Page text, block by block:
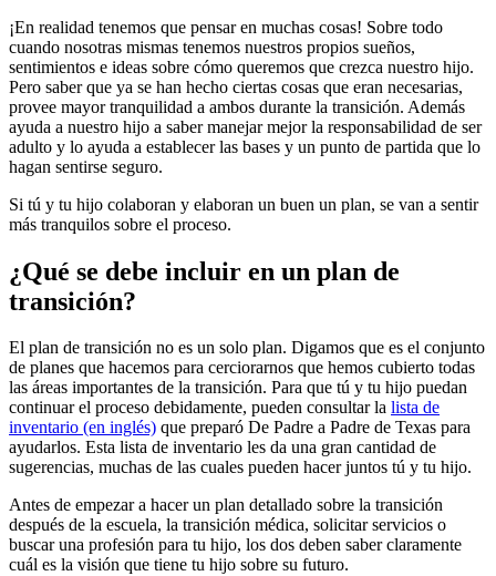
¡En realidad tenemos que pensar en muchas cosas! Sobre todo
cuando nosotras mismas tenemos nuestros propios sueños,
sentimientos e ideas sobre cómo queremos que crezca nuestro hijo.
Pero saber que ya se han hecho ciertas cosas que eran necesarias,
provee mayor tranquilidad a ambos durante la transición. Además
ayuda a nuestro hijo a saber manejar mejor la responsabilidad de ser
adulto y lo ayuda a establecer las bases y un punto de partida que lo
hagan sentirse seguro.
Si tú y tu hijo colaboran y elaboran un buen un plan, se van a sentir
más tranquilos sobre el proceso.
¿Qué se debe incluir en un plan de
transición?
El plan de transición no es un solo plan. Digamos que es el conjunto
de planes que hacemos para cerciorarnos que hemos cubierto todas
las áreas importantes de la transición. Para que tú y tu hijo puedan
continuar el proceso debidamente, pueden consultar la lista de
inventario (en inglés) que preparó De Padre a Padre de Texas para
ayudarlos. Esta lista de inventario les da una gran cantidad de
sugerencias, muchas de las cuales pueden hacer juntos tú y tu hijo.
Antes de empezar a hacer un plan detallado sobre la transición
después de la escuela, la transición médica, solicitar servicios o
buscar una profesión para tu hijo, los dos deben saber claramente
cuál es la visión que tiene tu hijo sobre su futuro.